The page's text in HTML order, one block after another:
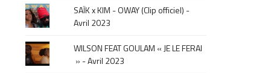
la
sortie
.
SAÏK x KIM - OWAY (Clip officiel) -
Avril 2023
WILSON FEAT GOULAM « JE LE FERAI
» - Avril 2023